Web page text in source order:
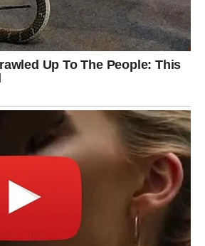
SITUACIJA KREĆE
će osjetiti olakšanje kada je riječ o
priliku.
zaradu.
problema koji vas je dugo